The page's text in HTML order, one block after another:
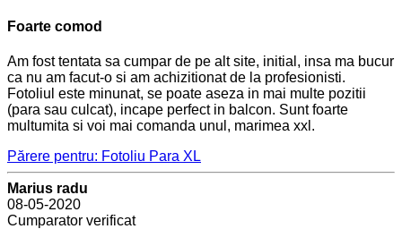
Foarte comod
Am fost tentata sa cumpar de pe alt site, initial, insa ma bucur
ca nu am facut-o si am achizitionat de la profesionisti.
Fotoliul este minunat, se poate aseza in mai multe pozitii
(para sau culcat), incape perfect in balcon. Sunt foarte
multumita si voi mai comanda unul, marimea xxl.
Părere pentru: Fotoliu Para XL
Marius radu
08-05-2020
Cumparator verificat